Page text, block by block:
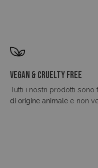
Vegan & Cruelty Free
Tutti i nostri prodotti sono
di origine animale e non